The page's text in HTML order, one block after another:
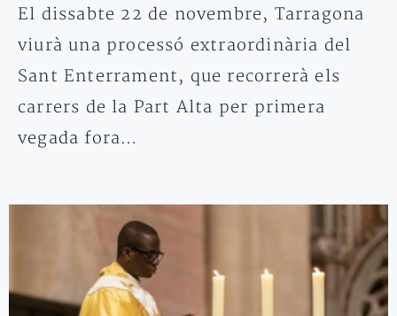
El dissabte 22 de novembre, Tarragona
viurà una processó extraordinària del
Sant Enterrament, que recorrerà els
carrers de la Part Alta per primera
vegada fora…